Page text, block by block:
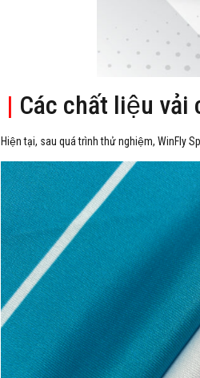
| Các chất liệu vải
Hiện tại, sau quá trình thử nghiệm, WinFly